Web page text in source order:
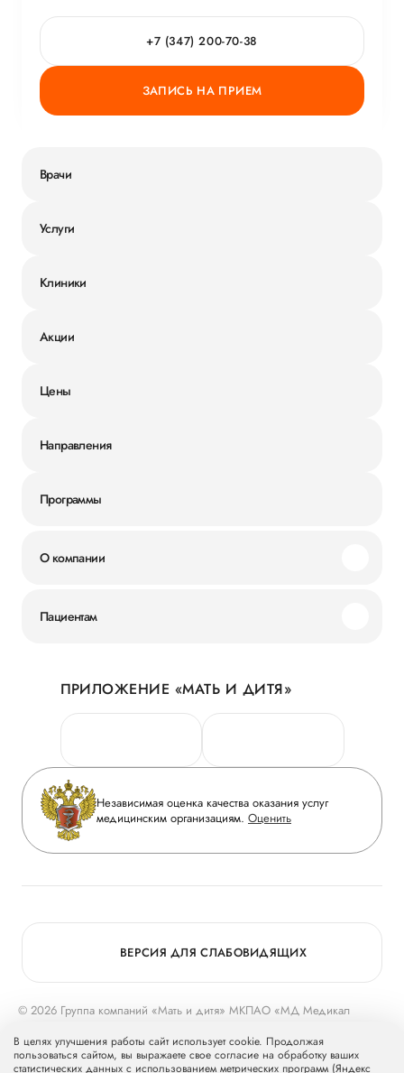
+7 (347) 200-70-38
ЗАПИСЬ НА ПРИЕМ
Врачи
Услуги
Клиники
Акции
Цены
Направления
Программы
О компании
Новости
Руководство
Сотрудничество
Инвесторам
Журнал «Мать и дитя»
Вакансии
Медицинский туризм
Пациентам
Личный кабинет
Персональные данные
Горячая линия качества
Вопрос-ответ
Приложение пациента
Статьи
ПРИЛОЖЕНИЕ «МАТЬ И ДИТЯ»
Независимая оценка качества оказания услуг
медицинским организациям. Оценить
© 2026 Группа компаний «Мать и дитя» МКПАО «МД Медикал
Группу компаний «Мать и дитя».
ВЕРСИЯ ДЛЯ СЛАБОВИДЯЩИХ
В целях улучшения работы сайт использует cookie. Продолжая
пользоваться сайтом, вы выражаете свое согласие на обработку ваших
статистических данных с использованием метрических программ (Яндекс